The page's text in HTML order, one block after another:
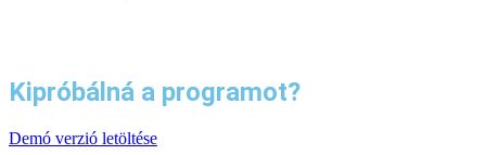
Kipróbálná a programot?
Demó verzió letöltése